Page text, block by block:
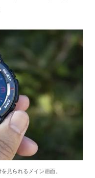
見られるメイン画面。